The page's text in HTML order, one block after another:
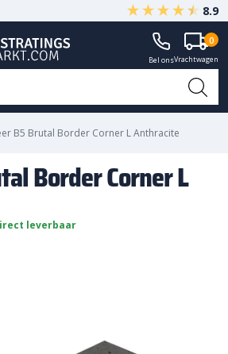
Gegarandeerd A-kwaliteit
8.9
Bel onsVrachtwagen
0
B5 Brutal Border Corner L Anthracite
Border Corner L
leverbaar
Border Corner L